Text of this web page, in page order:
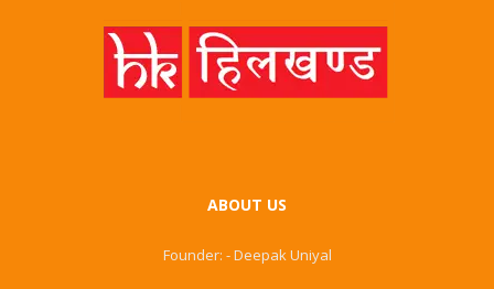
ABOUT US
Founder: - Deepak Uniyal